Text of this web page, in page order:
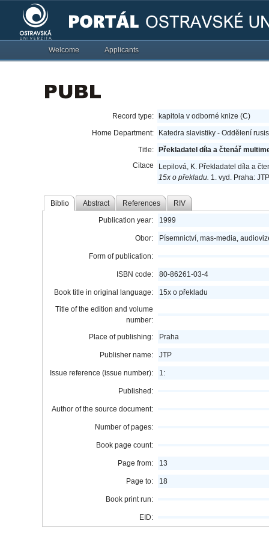
Welcome Applicants
Record type:
kapitola v odborné knize (C)
Home Department:
Katedra slavistiky - Oddělení
Title:
Překladatel díla a čtenář
Citace
Lepilová, K. Překladatel díla a
15x o překladu. 1. vyd. Praha:
Biblio Abstract References RIV
Publication year: 1999
Obor: Písemnictví, mas-media,
Form of publication:
ISBN code: 80-86261-03-4
Book title in original language:
15x o překladu
Title of the edition and volume
number:
Place of publishing:
Praha
Publisher name: JTP
Issue reference (issue number): 1:
Published:
Author of the source document:
Number of pages:
Book page count:
Page from: 13
Page to: 18
Book print run:
EID: